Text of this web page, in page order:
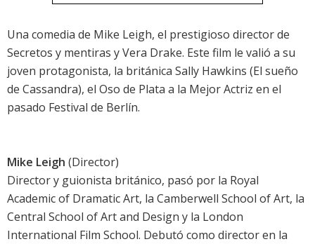
Una comedia de Mike Leigh, el prestigioso director de
Secretos y mentiras y Vera Drake. Este film le valió a su
joven protagonista, la británica Sally Hawkins (El sueño
de Cassandra), el Oso de Plata a la Mejor Actriz en el
pasado Festival de Berlín.
Mike Leigh (Director)
Director y guionista británico, pasó por la Royal
Academic of Dramatic Art, la Camberwell School of Art, la
Central School of Art and Design y la London
International Film School. Debutó como director en la